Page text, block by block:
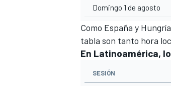
Domingo 1 de agosto
Como España y
tabla son tanto hora
En Latinoamérica,
SESIÓN